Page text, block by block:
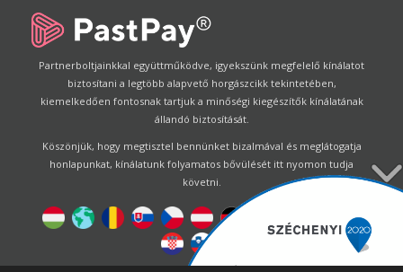
Partnerboltjainkkal együttműködve, igyekszünk megfelelő kínálatot
biztosítani a legtöbb alapvető horgászcikk tekintetében,
kiemelkedően fontosnak tartjuk a minőségi kiegészítők kínálatának
állandó biztosítását.
Köszönjük, hogy megtisztel bennünket bizalmával és meglátogatja
honlapunkat, kínálatunk folyamatos bővülését itt nyomon tudja
követni.